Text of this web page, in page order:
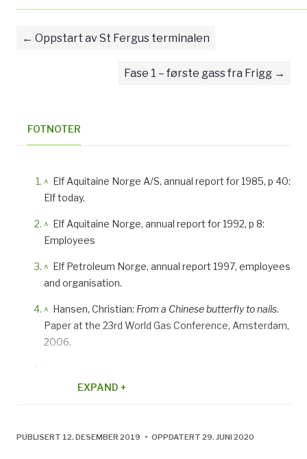
Oppstart av St Fergus terminalen
Fase 1 – første gass fra Frigg
FOTNOTER
^ Elf Aquitaine Norge A/S, annual report for 1985, p 40:
Elf today.
^ Elf Aquitaine Norge, annual report for 1992, p 8:
Employees
^ Elf Petroleum Norge, annual report 1997, employees
and organisation.
^ Hansen, Christian: From a Chinese butterfly to nails.
Paper at the 23rd World Gas Conference, Amsterdam,
2006.
http://www.akerkvaerner.com/internet/AboutUs/
EXPAND +
PUBLISERT 12. DESEMBER 2019 • OPPDATERT 29. JUNI 2020